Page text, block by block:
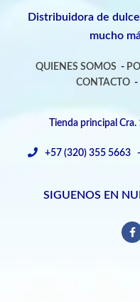
Distribuidora de
mucho
QUIENES SOMOS -
CONTACTO-
Tienda principal
+57 (320) 355 5663 -
SIGUENOS EN